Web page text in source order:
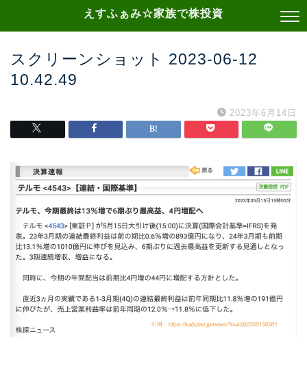
えすふぁみ☆家族で株投資
スクリーンショット 2023-06-12
10.42.49
2023年6月14日